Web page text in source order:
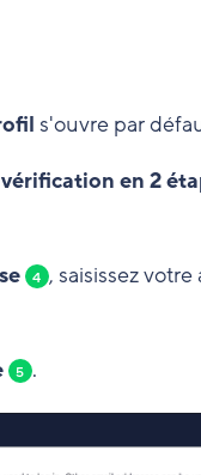
s'ouvre par
en 2
4 , saisissez
5 .